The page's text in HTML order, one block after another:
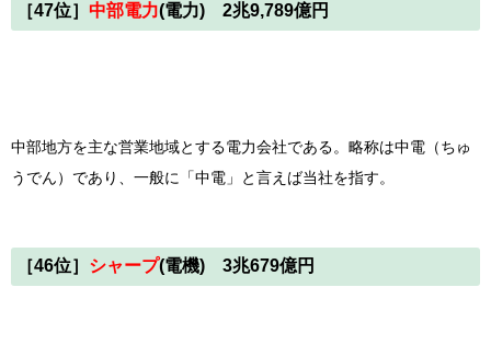
［47位］ 中部電力(電力) 2兆9,789億円
中部地方を主な営業地域とする電力会社である。略称は中電（ちゅ
うでん）であり、一般に「中電」と言えば当社を指す。
［46位］ シャープ(電機) 3兆679億円